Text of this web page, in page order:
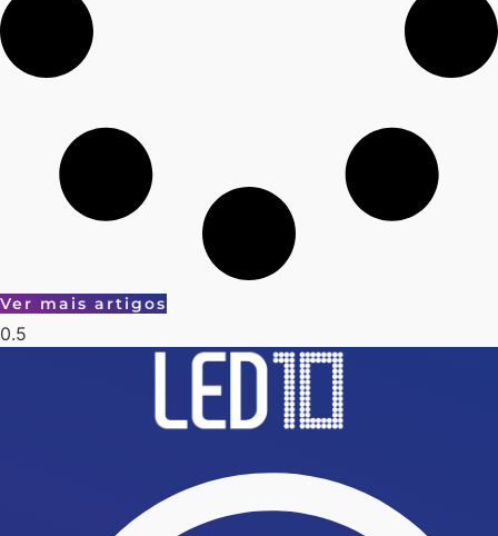
Ver mais artigos